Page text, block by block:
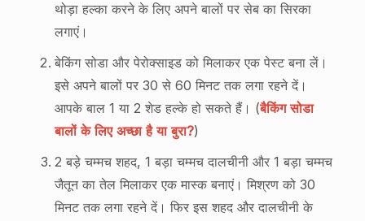
थोड़ा हल्का करने के लिए अपने बालों पर सेब का सिरका
लगाएं।
बेकिंग सोडा और पेरोक्साइड को मिलाकर एक पेस्ट बना लें।
इसे अपने बालों पर 30 से 60 मिनट तक लगा रहने दें।
आपके बाल 1 या 2 शेड हल्के हो सकते हैं। (बैकिंग सोडा
बालों के लिए अच्छा है या बुरा?)
2 बड़े चम्मच शहद, 1 बड़ा चम्मच दालचीनी और 1 बड़ा चम्मच
जैतून का तेल मिलाकर एक मास्क बनाएं। मिश्रण को 30
मिनट तक लगा रहने दें। फिर इस शहद और दालचीनी के